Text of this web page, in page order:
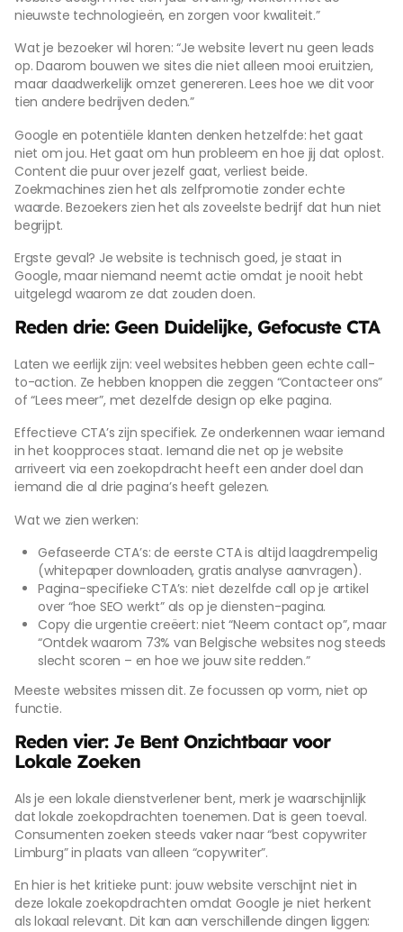
nieuwste technologieën, en zorgen voor kwaliteit.”
Wat je bezoeker wil horen: “Je website levert nu geen leads
op. Daarom bouwen we sites die niet alleen mooi eruitzien,
maar daadwerkelijk omzet genereren. Lees hoe we dit voor
tien andere bedrijven deden.”
Google en potentiële klanten denken hetzelfde: het gaat
niet om jou. Het gaat om hun probleem en hoe jij dat oplost.
Content die puur over jezelf gaat, verliest beide.
Zoekmachines zien het als zelfpromotie zonder echte
waarde. Bezoekers zien het als zoveelste bedrijf dat hun niet
begrijpt.
Ergste geval? Je website is technisch goed, je staat in
Google, maar niemand neemt actie omdat je nooit hebt
uitgelegd waarom ze dat zouden doen.
Reden drie: Geen Duidelijke, Gefocuste CTA
Laten we eerlijk zijn: veel websites hebben geen echte call-
to-action. Ze hebben knoppen die zeggen “Contacteer ons”
of “Lees meer”, met dezelfde design op elke pagina.
Effectieve CTA’s zijn specifiek. Ze onderkennen waar iemand
in het koopproces staat. Iemand die net op je website
arriveert via een zoekopdracht heeft een ander doel dan
iemand die al drie pagina’s heeft gelezen.
Wat we zien werken:
Gefaseerde CTA’s: de eerste CTA is altijd laagdrempelig
(whitepaper downloaden, gratis analyse aanvragen).
Pagina-specifieke CTA’s: niet dezelfde call op je artikel
over “hoe SEO werkt” als op je diensten-pagina.
Copy die urgentie creëert: niet “Neem contact op”, maar
“Ontdek waarom 73% van Belgische websites nog steeds
slecht scoren – en hoe we jouw site redden.”
Meeste websites missen dit. Ze focussen op vorm, niet op
functie.
Reden vier: Je Bent Onzichtbaar voor
Lokale Zoeken
Als je een lokale dienstverlener bent, merk je waarschijnlijk
dat lokale zoekopdrachten toenemen. Dat is geen toeval.
Consumenten zoeken steeds vaker naar “best copywriter
Limburg” in plaats van alleen “copywriter”.
En hier is het kritieke punt: jouw website verschijnt niet in
deze lokale zoekopdrachten omdat Google je niet herkent
als lokaal relevant. Dit kan aan verschillende dingen liggen: